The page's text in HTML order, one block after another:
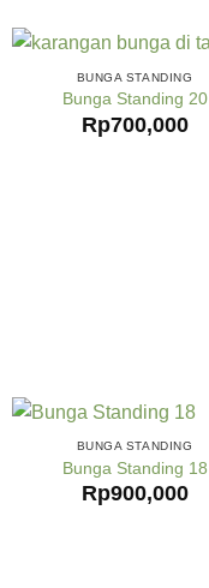
BUNGA STANDING
Bunga Standing 20
Rp700,000
BUNGA STANDING
Bunga Standing 18
Rp900,000